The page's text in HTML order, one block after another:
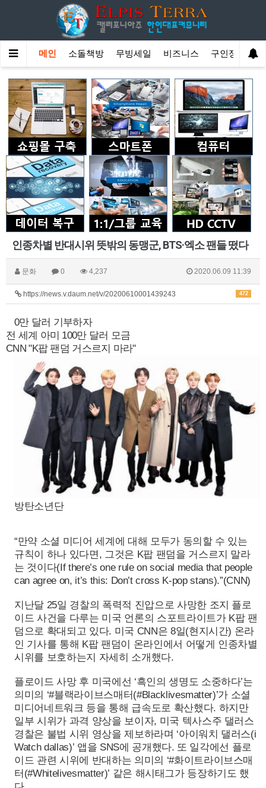
메인 소돌책방 무빙세일 비즈니스 구인정보
인종차별 반대시위 뜻밖의 동맹군, BTS·엑소 팬들 떴다
문화 0 4,237 2020.06.09 11:39
472
https://news.v.daum.net/v/20200610001439243
0만 달러 기부하자
전 세계 아미 100만 달러 모금
CNN "K팝 팬덤 거스르지 마라"
방탄소년단
“만약 소셜 미디어 세계에 대해 모두가 동의할 수 있는
규칙이 하나 있다면, 그것은 K팝 팬덤을 거스르지 말라
는 것이다(If there’s one rule on social media that people
can agree on, it’s this: Don’t cross K-pop stans).”(CNN)
지난달 25일 경찰의 폭력적 진압으로 사망한 조지 플로
이드 사건을 다루는 미국 언론의 스포트라이트가 K팝 팬
덤으로 확대되고 있다. 미국 CNN은 8일(현지시간) 온라
인 기사를 통해 K팝 팬덤이 온라인에서 어떻게 인종차별
시위를 보호하는지 자세히 소개했다.
플로이드 사망 후 미국에선 ‘흑인의 생명도 소중하다’는
의미의 ‘#블랙라이브스매터(#Blacklivesmatter)’가 소셜
미디어네트워크 등을 통해 급속도로 확산했다. 하지만
일부 시위가 과격 양상을 보이자, 미국 텍사스주 댈러스
경찰은 불법 시위 영상을 제보하라며 ‘아이워치 댈러스(i
Watch dallas)’ 앱을 SNS에 공개했다. 또 일각에선 플로
이드 관련 시위에 반대하는 의미의 ‘#화이트라이브스매
터(#Whitelivesmatter)’ 같은 해시태그가 등장하기도 했